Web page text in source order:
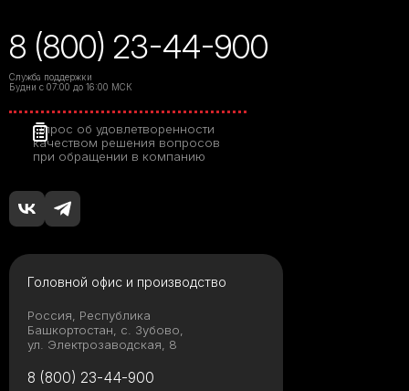
8 (800) 23-44-900
Служба поддержки
Будни с 07:00 до 16:00 МСК
Опрос об удовлетворенности
качеством решения вопросов
при обращении в компанию
Головной офис и производство
Россия, Республика
Башкортостан, с. Зубово,
ул. Электрозаводская, 8
8 (800) 23-44-900